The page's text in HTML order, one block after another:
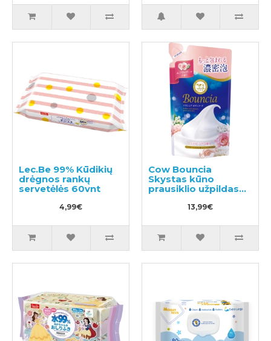
240ml + užpildas
430ml
Lec.Be 99% Kūdikių
drėgnos rankų
servetėlės 60vnt
4,99€
Cow Bouncia
Skystas kūno
prausiklio užpildas
13,99€